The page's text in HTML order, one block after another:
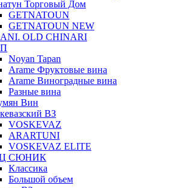
Торговый Дом
GETNATOUN
GETNATOUN NEW
OLD CHINARI
Noyan Tapan
Arame Фруктовые вина
Arame Виноградные вина
Разные вина
Вин
ВЗ
VOSKEVAZ
ARARTUNI
VOSKEVAZ ELITE
СЮНИК
Классика
Большой объем